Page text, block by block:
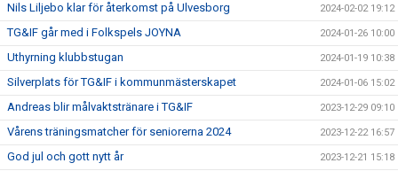
Nils Liljebo klar för återkomst på Ulvesborg 2024-02-02 19:12
TG&IF går med i Folkspels JOYNA 2024-01-26 10:00
Uthyrning klubbstugan 2024-01-19 10:38
Silverplats för TG&IF i kommunmästerskapet 2024-01-06 15:02
Andreas blir målvaktstränare i TG&IF 2023-12-29 09:10
Vårens träningsmatcher för seniorerna 2024 2023-12-22 16:57
God jul och gott nytt år 2023-12-21 15:18